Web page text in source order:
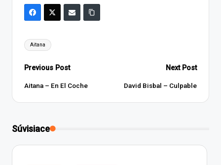
Tags:
Aitana
Post
navigation
Previous Post
Aitana – En El Coche
Next Post
David Bisbal – Culpable
Súvisiace